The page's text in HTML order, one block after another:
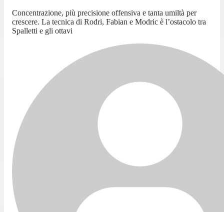
Concentrazione, più precisione offensiva e tanta umiltà per
crescere. La tecnica di Rodri, Fabian e Modric è l’ostacolo tra
Spalletti e gli ottavi